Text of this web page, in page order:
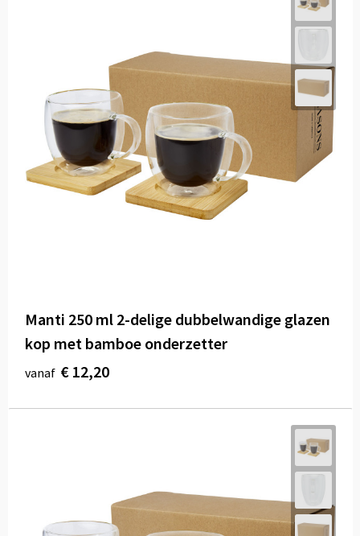
Manti 250 ml 2-delige dubbelwandige glazen
kop met bamboe onderzetter
vanaf € 12,20